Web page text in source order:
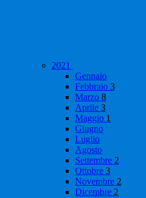
2021
Gennaio
Febbraio 3
Marzo 8
Aprile 3
Maggio 1
Giugno
Luglio
Agosto
Settembre 2
Ottobre 3
Novembre 2
Dicembre 2